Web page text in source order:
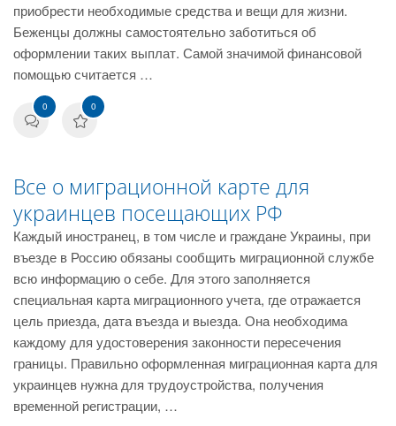
приобрести необходимые средства и вещи для жизни.
Беженцы должны самостоятельно заботиться об
оформлении таких выплат. Самой значимой финансовой
помощью считается …
0 0
Все о миграционной карте для
украинцев посещающих РФ
Каждый иностранец, в том числе и граждане Украины, при
въезде в Россию обязаны сообщить миграционной службе
всю информацию о себе. Для этого заполняется
специальная карта миграционного учета, где отражается
цель приезда, дата въезда и выезда. Она необходима
каждому для удостоверения законности пересечения
границы. Правильно оформленная миграционная карта для
украинцев нужна для трудоустройства, получения
временной регистрации, …